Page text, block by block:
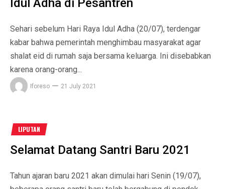
Idul Adha di Pesantren
Sehari sebelum Hari Raya Idul Adha (20/07), terdengar
kabar bahwa pemerintah menghimbau masyarakat agar
shalat eid di rumah saja bersama keluarga. Ini disebabkan
karena orang-orang...
Iforeso 21 July 2021
LIPUTAN
Selamat Datang Santri Baru 2021
Tahun ajaran baru 2021 akan dimulai hari Senin (19/07),